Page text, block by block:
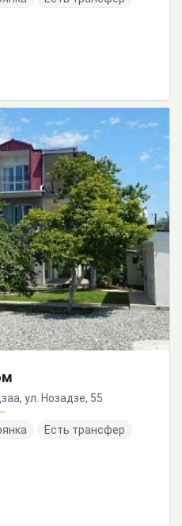
ул. Нозадзе, 55
Есть трансфер